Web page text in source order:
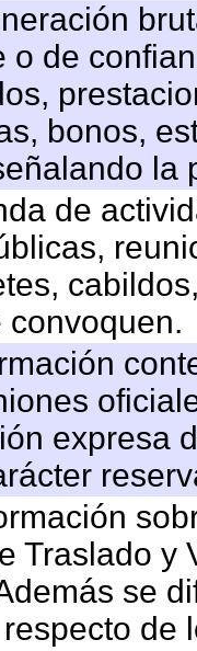
o de
bonos,
la
de
expresa
Traslado y
se
de